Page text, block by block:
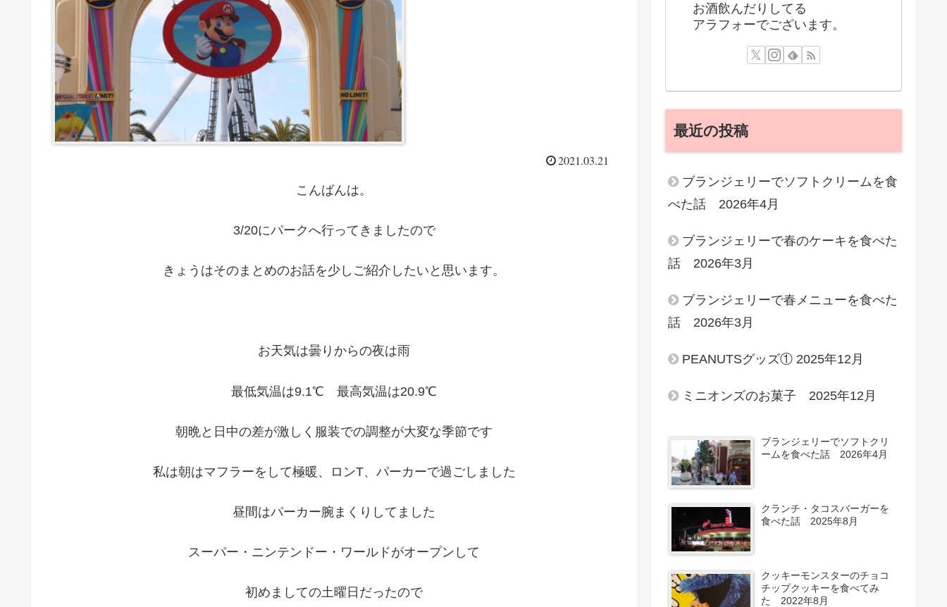
2021.03.21
こんばんは。
3/20にパークへ行ってきましたので
きょうはそのまとめのお話を少しご紹介したいと思います。
お天気は曇りからの夜は雨
最低気温は9.1℃ 最高気温は20.9℃
朝晩と日中の差が激しく服装での調整が大変な季節です
私は朝はマフラーをして極暖、ロンT、パーカーで過ごしました
昼間はパーカー腕まくりしてました
スーパー・ニンテンドー・ワールドがオープンして
初めましての土曜日だったので
お酒飲んだりしてる
アラフォーでございます。
最近の投稿
ブランジェリーでソフトクリームを食
べた話 2026年4月
ブランジェリーで春のケーキを食べた
話 2026年3月
ブランジェリーで春メニューを食べた
話 2026年3月
PEANUTSグッズ① 2025年12月
ミニオンズのお菓子 2025年12月
ブランジェリーでソフトクリ
ームを食べた話 2026年4月
クランチ・タコスバーガーを
食べた話 2025年8月
クッキーモンスターのチョコ
チップクッキーを食べてみ
た 2022年8月